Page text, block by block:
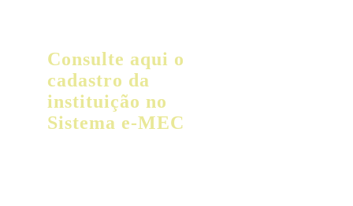
Consulte aqui o
cadastro da
instituição no
Sistema e-MEC